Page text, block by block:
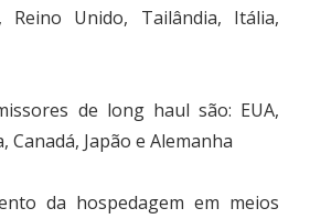
Reino Unido, Tailândia, Itália,
de long haul são: EUA,
Canadá, Japão e Alemanha
da hospedagem em meios